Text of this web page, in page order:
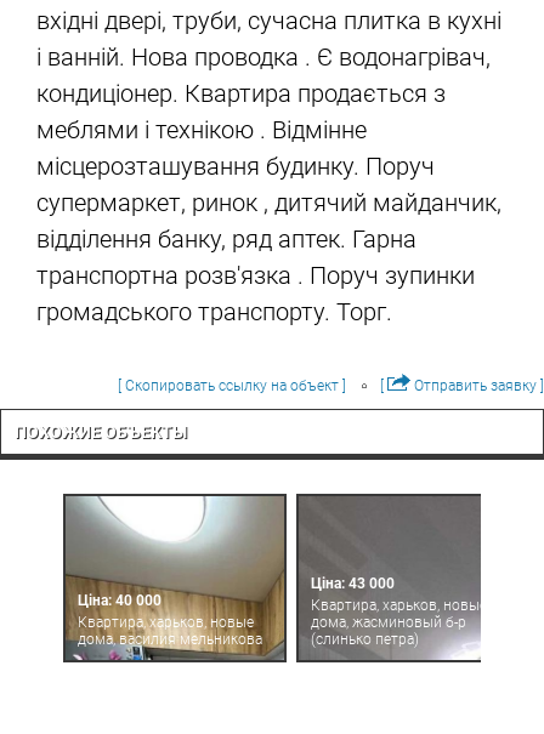
вхідні двері, труби, сучасна плитка в кухні
і ванній. Нова проводка . Є водонагрівач,
кондиціонер. Квартира продається з
меблями і технікою . Відмінне
місцерозташування будинку. Поруч
супермаркет, ринок , дитячий майданчик,
відділення банку, ряд аптек. Гарна
транспортна розв'язка . Поруч зупинки
громадського транспорту. Торг.
[ Скопировать ссылку на объект ] Отправить заявку ]
ПОХОЖИЕ ОБЪЕКТЫ
Ціна: 40 000
Квартира, харьков, новые
дома, василия мельникова
Ціна: 43 000
Квартира, харьков, новые
дома, жасминовый б-р
(слинько петра)